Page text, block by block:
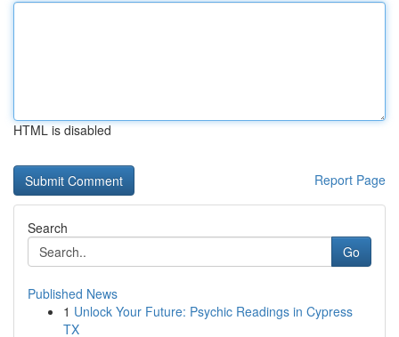
HTML is disabled
Report Page
Search
Go
Published News
1 Unlock Your Future: Psychic Readings in Cypress
TX